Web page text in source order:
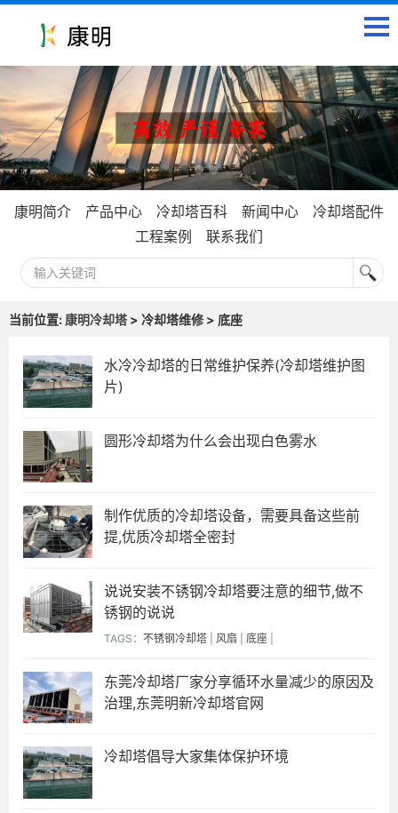
康明简介 产品中心 冷却塔百科 新闻中心
冷却塔配件
工程案例
联系我们
当前位置: 康明冷却塔> 冷却塔维修 > 底座
水冷冷却塔的日常维护保养(冷却塔维护图
片)
圆形冷却塔为什么会出现白色雾水
制作优质的冷却塔设备，需要具备这些前
提,优质冷却塔全密封
说说安装不锈钢冷却塔要注意的细节,做不
锈钢的说说
TAGS： 不锈钢冷却塔 风扇 底座
东莞冷却塔厂家分享循环水量减少的原因及
治理,东莞明新冷却塔官网
冷却塔倡导大家集体保护环境